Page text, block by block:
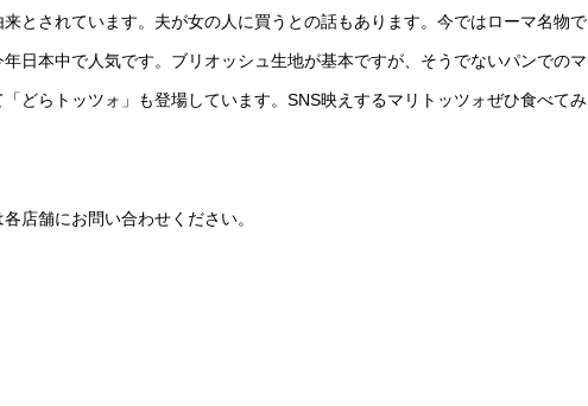
とされています。夫が女の人に買うとの話もあります。今ではローマ名物で
日本中で人気です。ブリオッシュ生地が基本ですが、そうでないパンでのマ
どらトッツォ」も登場しています。SNS映えするマリトッツォぜひ食べてみ
店舗にお問い合わせください。